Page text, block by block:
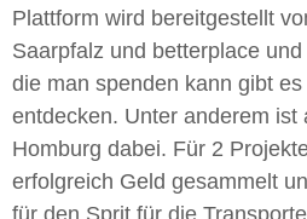
Plattform wird bereitgestellt
Saarpfalz und betterplace
die man spenden kann gibt
entdecken. Unter anderem ist
Homburg dabei. Für 2
erfolgreich Geld gesammelt